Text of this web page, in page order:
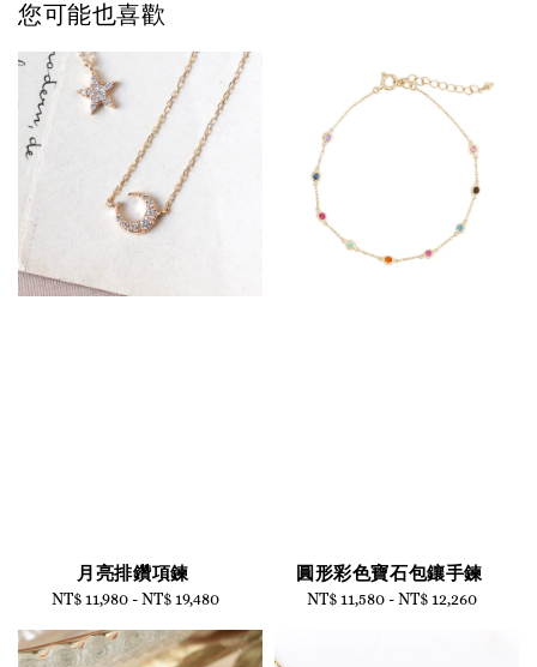
您可能也喜歡
月亮排鑽項鍊
Regular
NT$ 11,980 -NT$ 19,480
圓形彩色寶石包鑲手鍊
Regular
NT$ 11,580 -NT$ 12,260